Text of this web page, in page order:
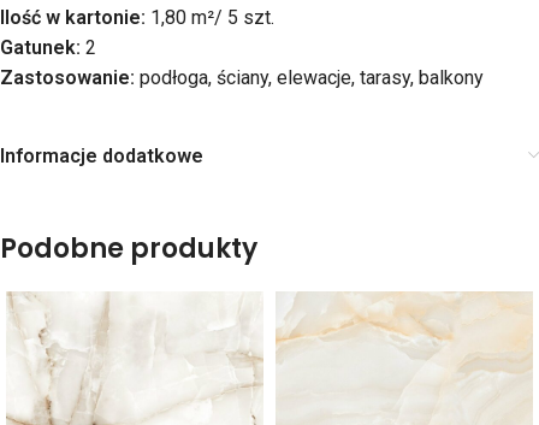
Ilość w kartonie: 1,80 m²/ 5 szt.
Gatunek: 2
Zastosowanie: podłoga, ściany, elewacje, tarasy, balkony
Informacje dodatkowe
Podobne produkty